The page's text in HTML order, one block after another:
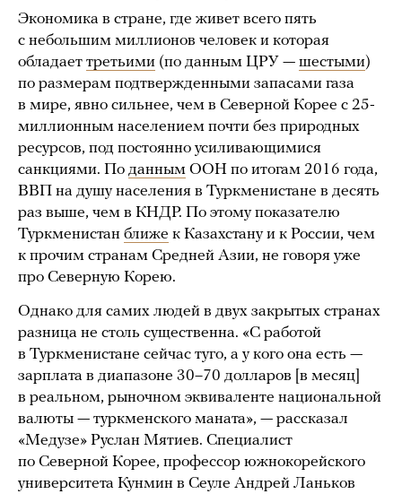
Экономика в стране, где живет всего пять
с небольшим миллионов человек и которая
обладает третьими (по данным ЦРУ — шестыми)
по размерам подтвержденными запасами газа
в мире, явно сильнее, чем в Северной Корее с 25-
миллионным населением почти без природных
ресурсов, под постоянно усиливающимися
санкциями. По данным ООН по итогам 2016 года,
ВВП на душу населения в Туркменистане в десять
раз выше, чем в КНДР. По этому показателю
Туркменистан ближе к Казахстану и к России, чем
к прочим странам Средней Азии, не говоря уже
про Северную Корею.
Однако для самих людей в двух закрытых странах
разница не столь существенна. «С работой
в Туркменистане сейчас туго, а у кого она есть —
зарплата в диапазоне 30–70 долларов [в месяц]
в реальном, рыночном эквиваленте национальной
валюты — туркменского маната», — рассказал
«Медузе» Руслан Мятиев. Специалист
по Северной Корее, профессор южнокорейского
университета Кунмин в Сеуле Андрей Ланьков